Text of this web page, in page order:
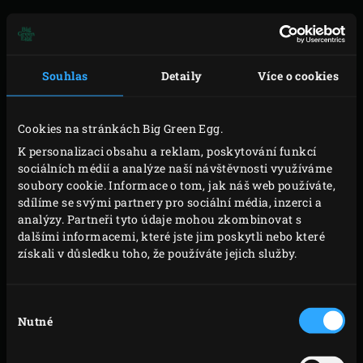
Souhlas Detaily Více o cookies
Cookies na stránkách Big Green Egg.
K personalizaci obsahu a reklam, poskytování funkcí
sociálních médií a analýze naší návštěvnosti využíváme
soubory cookie. Informace o tom, jak náš web používáte,
sdílíme se svými partnery pro sociální média, inzerci a
analýzy. Partneři tyto údaje mohou zkombinovat s
dalšími informacemi, které jste jim poskytli nebo které
získali v důsledku toho, že používáte jejich služby.
souhlasu
Nutné
VAŘENÍ
convEGGtoremna 200-210°C. Pro přípravu směsi;
jemně rozdrťte kmín v hmoždíři a důkladně
promíchejte s ostatními složkami.
Při použití kuřecích stehýnek naneste směs pod
kůži na stehnech, kůži zvedejte opatrně. To přinese
styk směsi s masem, což je mimořádně chutné.
(poznámka: toto neplatí pro paličky nebo kuřecí
křídla). Potřete vnější část kuřete trochou olivového